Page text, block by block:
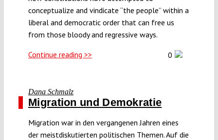
conceptualize and vindicate “the people” within a
liberal and democratic order that can free us
from those bloody and regressive ways.
Continue reading >> 0
Dana Schmalz
Migration und Demokratie
Migration war in den vergangenen Jahren eines
der meistdiskutierten politischen Themen. Auf die